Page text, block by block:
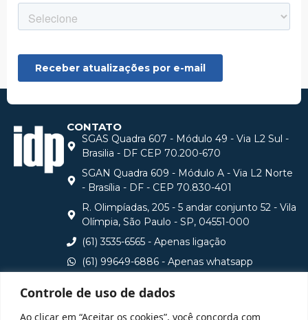
Controle de uso de dados
Ao clicar em “Aceitar os cookies”, você concorda com
CONTATO
SGAS Quadra 607 - Módulo 49 - Via L2 Sul -
Brasilia - DF CEP 70.200-670
SGAN Quadra 609 - Módulo A - Via L2 Norte
- Brasília - DF - CEP 70.830-401
R. Olimpíadas, 205 - 5 andar conjunto 52 - Vila
Olímpia, São Paulo - SP, 04551-000
(61) 3535-6565 - Apenas ligação
(61) 99649-6886 - Apenas whatsapp
Consulte aqui o cadastro da Instituição no Sistema e-